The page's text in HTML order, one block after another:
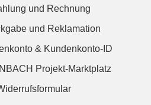
und Rechnung
und Reklamation
& Kundenkonto-ID
Projekt-Marktplatz